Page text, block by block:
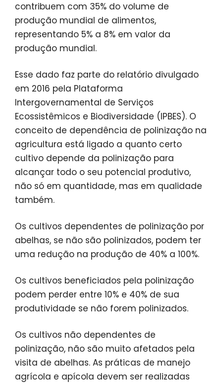
contribuem com 35% do volume de
produção mundial de alimentos,
representando 5% a 8% em valor da
produção mundial.
Esse dado faz parte do relatório divulgado
em 2016 pela Plataforma
Intergovernamental de Serviços
Ecossistêmicos e Biodiversidade (IPBES). O
conceito de dependência de polinização na
agricultura está ligado a quanto certo
cultivo depende da polinização para
alcançar todo o seu potencial produtivo,
não só em quantidade, mas em qualidade
também.
Os cultivos dependentes de polinização por
abelhas, se não são polinizados, podem ter
uma redução na produção de 40% a 100%.
Os cultivos beneficiados pela polinização
podem perder entre 10% e 40% de sua
produtividade se não forem polinizados.
Os cultivos não dependentes de
polinização, não são muito afetados pela
visita de abelhas. As práticas de manejo
agrícola e apícola devem ser realizadas